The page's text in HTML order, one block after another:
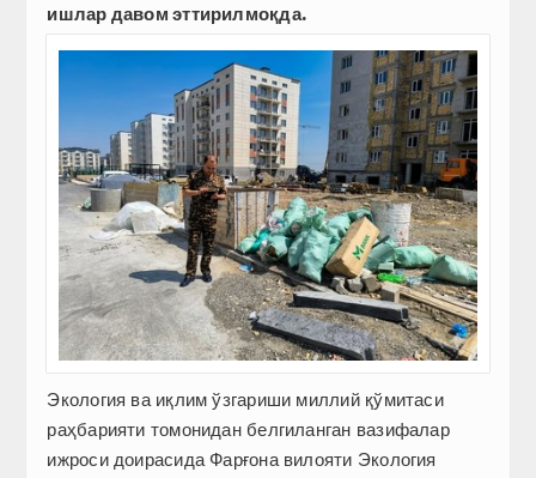
ишлар давом эттирилмоқда.
Экология ва иқлим ўзгариши миллий қўмитаси
раҳбарияти томонидан белгиланган вазифалар
ижроси доирасида Фарғона вилояти Экология